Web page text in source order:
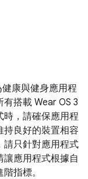
康與健身應用程
搭載 Wear OS 3
時，請確保應用程
持良好的裝置相容
請只針對應用程式
應用程式根據自
指標。